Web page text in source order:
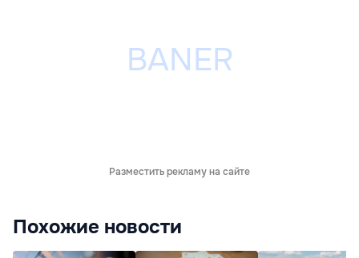
Разместить рекламу на сайте
Похожие новости